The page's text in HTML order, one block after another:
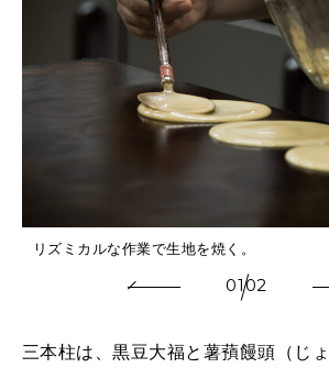
リズミカルな作業で生地を焼く。
0102
三本柱は、黒豆大福と薯蕷饅頭（じ